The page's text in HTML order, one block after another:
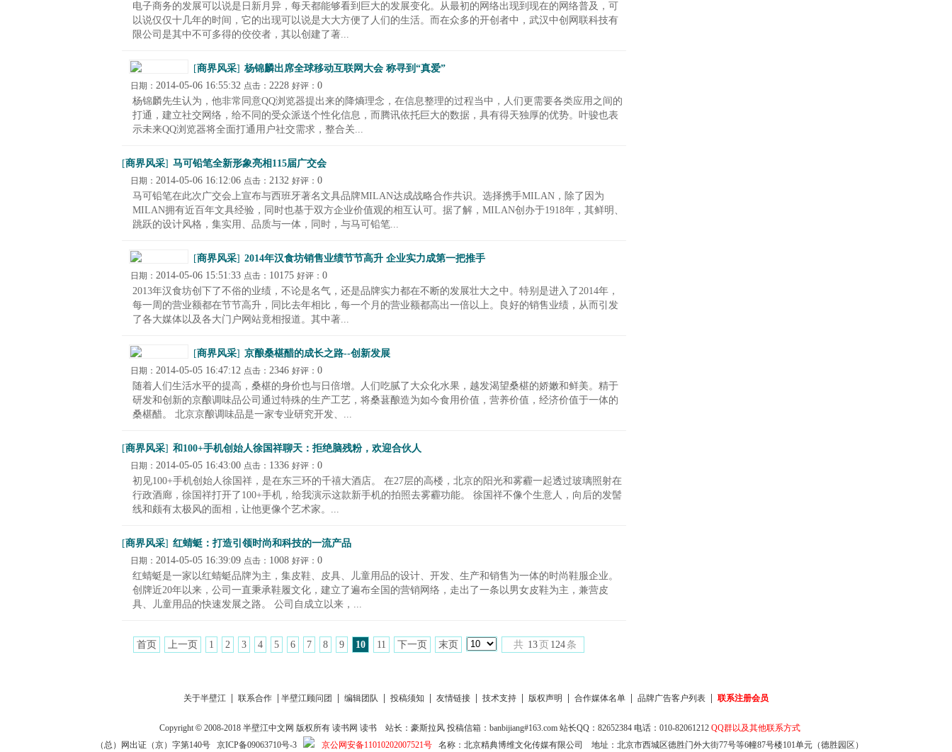
电子商务的发展可以说是日新月异，每天都能够看到巨大的发展变化。从最初的网络出现到现在的网络普及，可
以说仅仅十几年的时间，它的出现可以说是大大方便了人们的生活。而在众多的开创者中，武汉中创网联科技有
限公司是其中不可多得的佼佼者，其以创建了著...
[商界风采] 杨锦麟出席全球移动互联网大会 称寻到“真爱”
日期： 2014-05-06 16:55:32 点击： 2228 好评： 0
杨锦麟先生认为，他非常同意QQ浏览器提出来的降熵理念，在信息整理的过程当中，人们更需要各类应用之间的
打通，建立社交网络，给不同的受众派送个性化信息，而腾讯依托巨大的数据，具有得天独厚的优势。叶骏也表
示未来QQ浏览器将全面打通用户社交需求，整合关...
[商界风采] 马可铅笔全新形象亮相115届广交会
日期： 2014-05-06 16:12:06 点击： 2132 好评： 0
马可铅笔在此次广交会上宣布与西班牙著名文具品牌MILAN达成战略合作共识。选择携手MILAN，除了因为
MILAN拥有近百年文具经验，同时也基于双方企业价值观的相互认可。据了解，MILAN创办于1918年，其鲜明、
跳跃的设计风格，集实用、品质与一体，同时，与马可铅笔...
[商界风采] 2014年汉食坊销售业绩节节高升 企业实力成第一把推手
日期： 2014-05-06 15:51:33 点击： 10175 好评： 0
2013年汉食坊创下了不俗的业绩，不论是名气，还是品牌实力都在不断的发展壮大之中。特别是进入了2014年，
每一周的营业额都在节节高升，同比去年相比，每一个月的营业额都高出一倍以上。良好的销售业绩，从而引发
了各大媒体以及各大门户网站竟相报道。其中著...
[商界风采] 京酿桑椹醋的成长之路--创新发展
日期： 2014-05-05 16:47:12 点击： 2346 好评： 0
随着人们生活水平的提高，桑椹的身价也与日倍增。人们吃腻了大众化水果，越发渴望桑椹的娇嫩和鲜美。精于
研发和创新的京酿调味品公司通过特殊的生产工艺，将桑葚酿造为如今食用价值，营养价值，经济价值于一体的
桑椹醋。 北京京酿调味品是一家专业研究开发、...
[商界风采] 和100+手机创始人徐国祥聊天：拒绝脑残粉，欢迎合伙人
日期： 2014-05-05 16:43:00 点击： 1336 好评： 0
初见100+手机创始人徐国祥，是在东三环的千禧大酒店。 在27层的高楼，北京的阳光和雾霾一起透过玻璃照射在
行政酒廊，徐国祥打开了100+手机，给我演示这款新手机的拍照去雾霾功能。 徐国祥不像个生意人，向后的发髻
线和颇有太极风的面相，让他更像个艺术家。...
[商界风采] 红蜻蜓：打造引领时尚和科技的一流产品
日期： 2014-05-05 16:39:09 点击： 1008 好评： 0
红蜻蜓是一家以红蜻蜓品牌为主，集皮鞋、皮具、儿童用品的设计、开发、生产和销售为一体的时尚鞋服企业。
创牌近20年以来，公司一直秉承鞋履文化，建立了遍布全国的营销网络，走出了一条以男女皮鞋为主，兼营皮
具、儿童用品的快速发展之路。 公司自成立以来，...
首页 上一页 1 2 3 4 5 6 7 8 9 10 11 下一页 末页 共 13 页 124 条
关于半壁江 联系合作 半壁江顾问团 编辑团队 投稿须知 友情链接 技术支持 版权声明 合作媒体名单 品牌广告客户列表 联系注册会员
Copyright©2008-2018 半壁江中文网 版权所有 读书网 读书 站长：豪斯拉风 投稿信箱：banbijiang#163.com 站长QQ：82652384 电话：010-82061212 QQ群以及其他联系方式
（总）网出证（京）字第140号 京ICP备09063710号-3 京公网安备11010202007521号 名称：北京精典博维文化传媒有限公司 地址：北京市西城区德胜门外大街77号等6幢87号楼101单元（德胜园区）